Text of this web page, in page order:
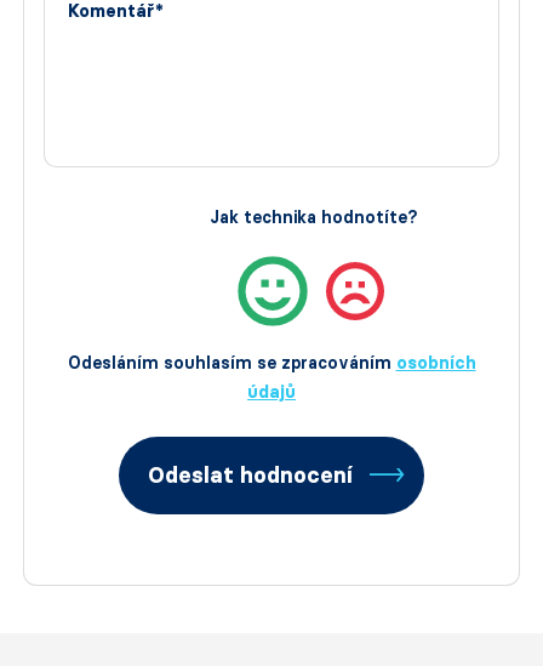
Komentář*
Odesláním souhlasím se zpracováním osobních
údajů
Jak technika hodnotíte?
Odeslat hodnocení